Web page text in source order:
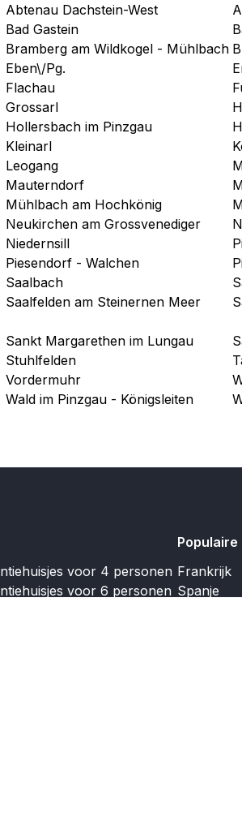
Abtenau Dachstein-West
Bad Gastein
Bramberg am Wildkogel - Mühlbach
Eben\/Pg.
Flachau
Grossarl
Hollersbach im Pinzgau
Kleinarl
Leogang
Mauterndorf
Mühlbach am Hochkönig
Neukirchen am Grossvenediger
Niedernsill
Piesendorf - Walchen
Saalbach
Saalfelden am Steinernen Meer
Sankt Margarethen im Lungau
Stuhlfelden
Vordermuhr
Wald im Pinzgau - Königsleiten
voor 4 personen
voor 6 personen
Populaire
Frankrijk
Spanje